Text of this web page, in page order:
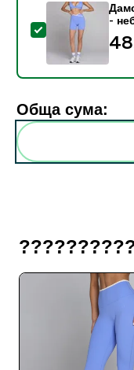
Select this
-
Обща сума: